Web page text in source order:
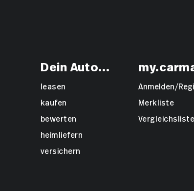
Dein Auto...
leasen
kaufen
bewerten
heimliefern
versichern
Anmelden/
Merkliste